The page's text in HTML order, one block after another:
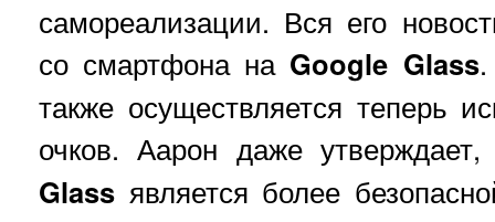
самореализации. Вся его
со смартфона на Google Glass.
также осуществляется теперь
очков. Аарон даже
Glass является более